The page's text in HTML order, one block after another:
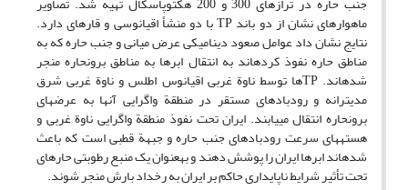
ماهواره‏ای نشان از دو باند TP با دو منشأ اقیانوسی و قاره‏ای دارد.
نتایج نشان داد عوامل صعود دینامیکی عرض میانی و جنب حاره که به
مناطق حاره نفوذ کرده‏اند به انتقال ابرها به مناطق برون‏حاره منجر
شده‏اند. TPها توسط ناوة غربی اقیانوس اطلس و ناوة غربی شرق
مدیترانه و رودبادهای مستقر در منطقة واگرایی آن‏ها به عرض‏های
برون‏حاره انتقال می‏یابند. ایران تحت نفوذ منطقة واگرایی ناوة غربی و
هسته‏های سرعت رودبادهای جنب‏ حاره و جبهة ‏قطبی است که باعث
شده‏اند ابرها ایران را پوشش دهند و به‏عنوان یک منبع رطوبتی حاره‏ای
تحت تأثیر شرایط ناپایداری حاکم بر ایران به رخداد بارش منجر شوند.